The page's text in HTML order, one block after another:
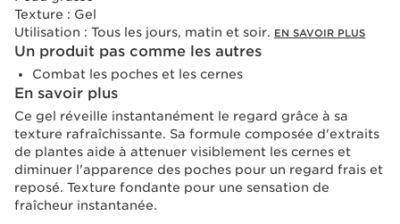
Texture : Gel
Utilisation : Tous les jours, matin et soir. EN SAVOIR PLUS
Un produit pas comme les autres
Combat les poches et les cernes
En savoir plus
Ce gel réveille instantanément le regard grâce à sa
texture rafraîchissante. Sa formule composée d'extraits
de plantes aide à attenuer visiblement les cernes et
diminuer l'apparence des poches pour un regard frais et
reposé. Texture fondante pour une sensation de
fraîcheur instantanée.